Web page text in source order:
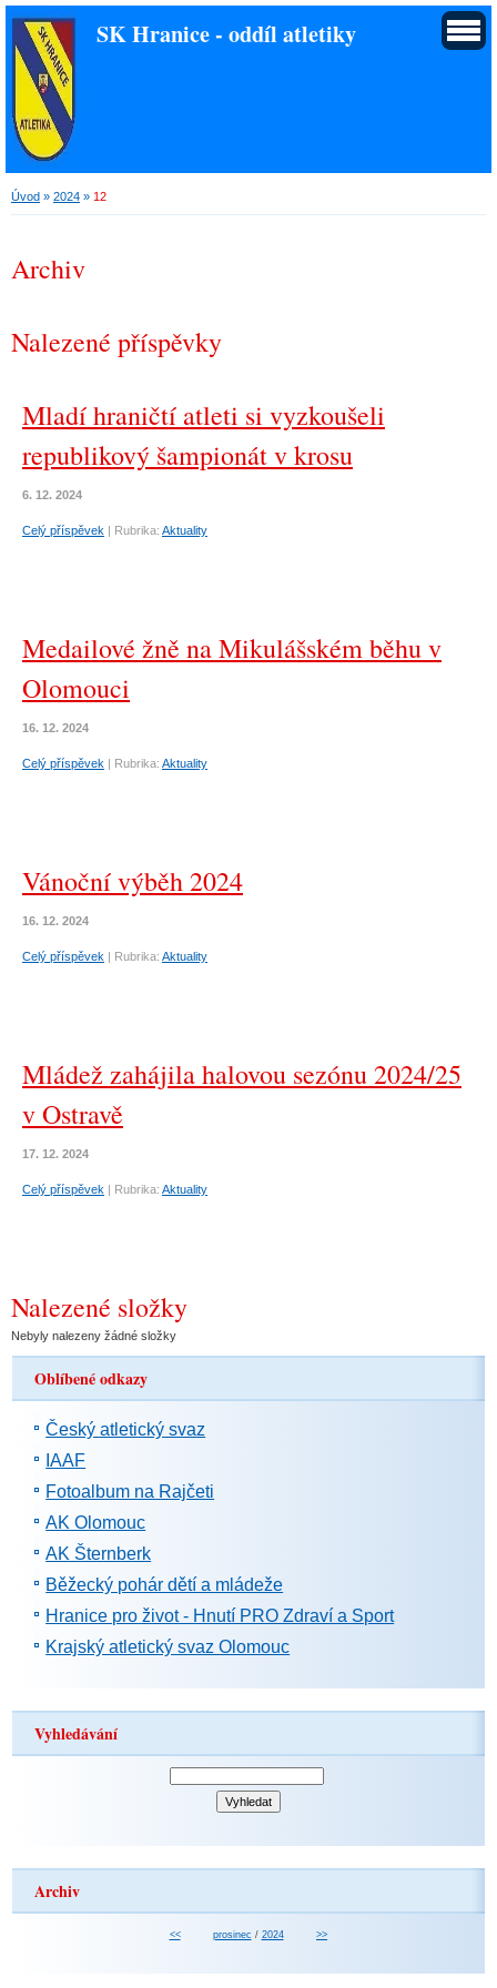
SK Hranice - oddíl atletiky
Úvod » 2024 » 12
Archiv
Nalezené příspěvky
Mladí hraničtí atleti si vyzkoušeli
republikový šampionát v krosu
6. 12. 2024
Celý příspěvek | Rubrika: Aktuality
Medailové žně na Mikulášském běhu v
Olomouci
16. 12. 2024
Celý příspěvek | Rubrika: Aktuality
Vánoční výběh 2024
16. 12. 2024
Celý příspěvek | Rubrika: Aktuality
Mládež zahájila halovou sezónu 2024/25
v Ostravě
17. 12. 2024
Celý příspěvek | Rubrika: Aktuality
Nalezené složky
Nebyly nalezeny žádné složky
Oblíbené odkazy
Český atletický svaz
IAAF
Fotoalbum na Rajčeti
AK Olomouc
AK Šternberk
Běžecký pohár dětí a mládeže
Hranice pro život - Hnutí PRO Zdraví a Sport
Krajský atletický svaz Olomouc
Vyhledávání
Archiv
<< prosinec / 2024 >>